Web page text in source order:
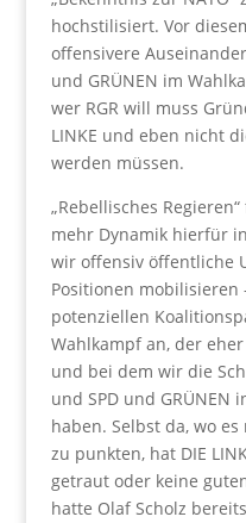
hochstilisiert. Vor
offensivere
und GRÜNEN im
wer RGR will muss
LINKE und eben nicht
werden müssen.
„Rebellisches
mehr Dynamik hierfür
wir offensiv öffentliche
Positionen mobilisieren
potenziellen
Wahlkampf an, der
und bei dem wir die
und SPD und
haben. Selbst da, wo
zu punkten, hat DIE
getraut oder keine
hatte Olaf Scholz